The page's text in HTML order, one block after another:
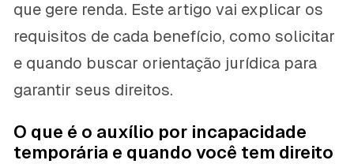
que gere renda. Este artigo vai explicar os
requisitos de cada benefício, como solicitar
e quando buscar orientação jurídica para
garantir seus direitos.
O que é o auxílio por incapacidade
temporária e quando você tem direito